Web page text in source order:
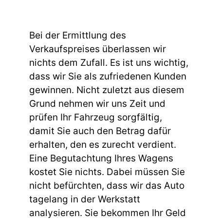
Bei der Ermittlung des
Verkaufspreises überlassen wir
nichts dem Zufall. Es ist uns wichtig,
dass wir Sie als zufriedenen Kunden
gewinnen. Nicht zuletzt aus diesem
Grund nehmen wir uns Zeit und
prüfen Ihr Fahrzeug sorgfältig,
damit Sie auch den Betrag dafür
erhalten, den es zurecht verdient.
Eine Begutachtung Ihres Wagens
kostet Sie nichts. Dabei müssen Sie
nicht befürchten, dass wir das Auto
tagelang in der Werkstatt
analysieren. Sie bekommen Ihr Geld